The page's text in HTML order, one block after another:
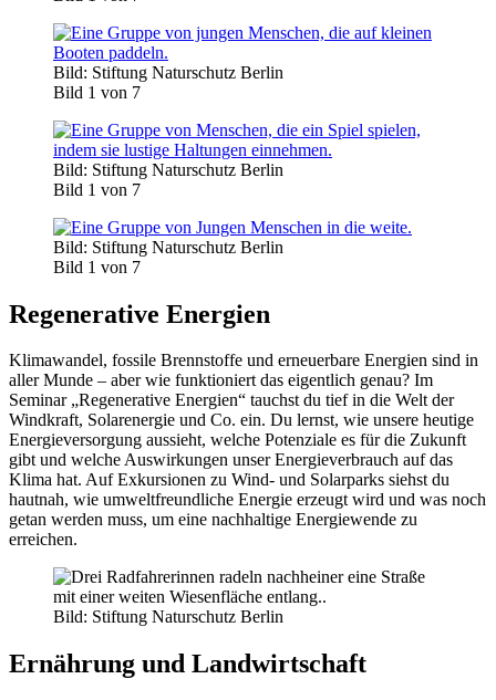
Bild: Stiftung Naturschutz Berlin
Bild 1 von 7
Bild: Stiftung Naturschutz Berlin
Bild 1 von 7
Bild: Stiftung Naturschutz Berlin
Bild 1 von 7
Regenerative Energien
Klimawandel, fossile Brennstoffe und erneuerbare Energien sind in
aller Munde – aber wie funktioniert das eigentlich genau? Im
Seminar „Regenerative Energien“ tauchst du tief in die Welt der
Windkraft, Solarenergie und Co. ein. Du lernst, wie unsere heutige
Energieversorgung aussieht, welche Potenziale es für die Zukunft
gibt und welche Auswirkungen unser Energieverbrauch auf das
Klima hat. Auf Exkursionen zu Wind- und Solarparks siehst du
hautnah, wie umweltfreundliche Energie erzeugt wird und was noch
getan werden muss, um eine nachhaltige Energiewende zu
erreichen.
Bild: Stiftung Naturschutz Berlin
Ernährung und Landwirtschaft